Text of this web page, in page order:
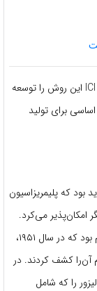
در سال ۱۹۳۵ مایکل پرینريال، یکی دیگر از دانشمندهای ICI این روش را توسعه
برای تولید
بود که پلیمریزاسیون
امکان‌پذیر می‌کرد.
اولین کاتالیزور کشف ‌شده در این زمینه تری‌اکسید کروم بود که در سال ۱۹۵۱،
کشف کردند. در
را که شامل